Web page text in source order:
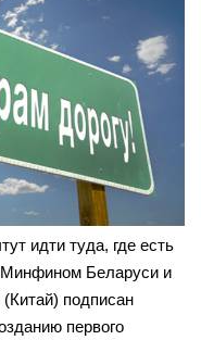
идти туда, где есть
Минфином Беларуси и
подписан
первого